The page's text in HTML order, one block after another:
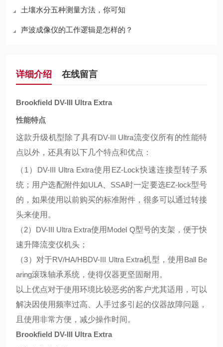
土壤水分五种测量方法，你可知
声波成像仪的工作逻辑是怎样的？
详细介绍 在线留言
Brookfield DV-III Ultra Extra
性能特点
这款升级机型除了具有DV-III Ultra流变仪所有的性能特
点以外，还具有以下几个特点和优点：
（ 1 ） DV-III Ultra Extra使用 EZ-Lock快速连接型转子系
统；用户选配附件如ULA、 SSA时一定要选EZ-lock型号
的，如果使用以前购买的标准附件，很多可以通过转接
头来使用。
（2） DV-III Ultra Extra使用 Model Q型号的支架，便于快
速升降流变仪机头；
（3）对于RV/HA/HBDV-III Ultra Extra机型，使用 Ball Be
aring滚珠轴承系统，使得仪器更坚固耐用。
以上优点对于使用环境比较恶劣的客户尤其适用，可以
解决因使用频率过高、人手过多引起的仪器故障问题，
且使用非常方便，减少操作时间。
Brookfield DV-III Ultra Extra